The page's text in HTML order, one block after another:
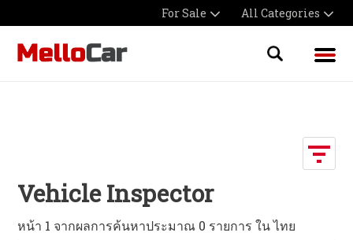
For Sale All Categories
Vehicle Inspector
หน้า 1 จากผลการค้นหาประมาณ 0 รายการ ใน ไทย